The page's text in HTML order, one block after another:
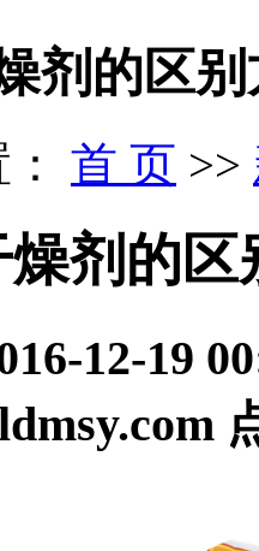
剂的区
首 页 >>
剂的区
12-19